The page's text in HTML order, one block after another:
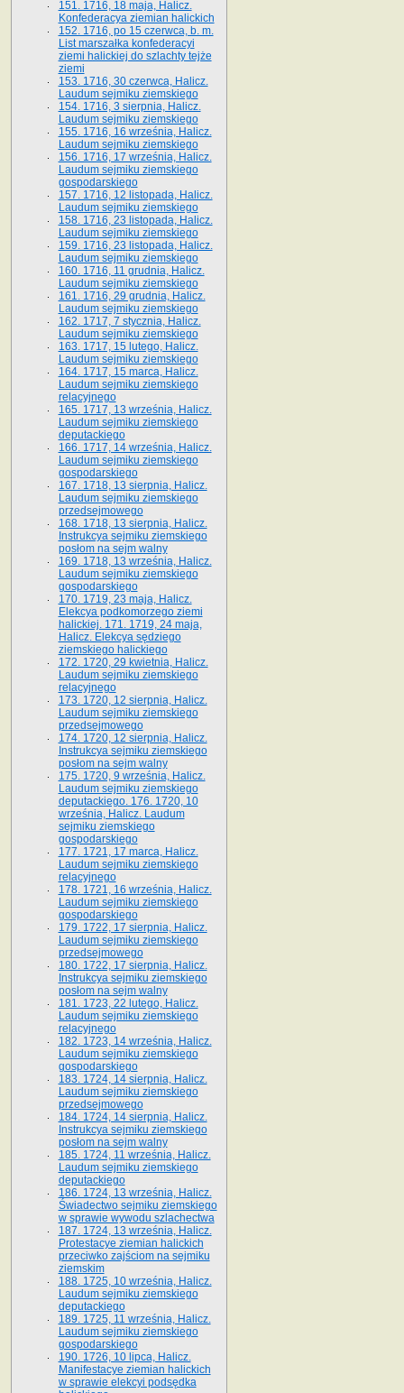
151. 1716, 18 maja, Halicz.
Konfederacya ziemian halickich
152. 1716, po 15 czerwca, b. m.
List marszałka konfederacyi
ziemi halickiej do szlachty tejże
ziemi
153. 1716, 30 czerwca, Halicz.
Laudum sejmiku ziemskiego
154. 1716, 3 sierpnia, Halicz.
Laudum sejmiku ziemskiego
155. 1716, 16 września, Halicz.
Laudum sejmiku ziemskiego
156. 1716, 17 września, Halicz.
Laudum sejmiku ziemskiego
gospodarskiego
157. 1716, 12 listopada, Halicz.
Laudum sejmiku ziemskiego
158. 1716, 23 listopada, Halicz.
Laudum sejmiku ziemskiego
159. 1716, 23 listopada, Halicz.
Laudum sejmiku ziemskiego
160. 1716, 11 grudnia, Halicz.
Laudum sejmiku ziemskiego
161. 1716, 29 grudnia, Halicz.
Laudum sejmiku ziemskiego
162. 1717, 7 stycznia, Halicz.
Laudum sejmiku ziemskiego
163. 1717, 15 lutego, Halicz.
Laudum sejmiku ziemskiego
164. 1717, 15 marca, Halicz.
Laudum sejmiku ziemskiego
relacyjnego
165. 1717, 13 września, Halicz.
Laudum sejmiku ziemskiego
deputackiego
166. 1717, 14 września, Halicz.
Laudum sejmiku ziemskiego
gospodarskiego
167. 1718, 13 sierpnia, Halicz.
Laudum sejmiku ziemskiego
przedsejmowego
168. 1718, 13 sierpnia, Halicz.
Instrukcya sejmiku ziemskiego
posłom na sejm walny
169. 1718, 13 września, Halicz.
Laudum sejmiku ziemskiego
gospodarskiego
170. 1719, 23 maja, Halicz.
Elekcya podkomorzego ziemi
halickiej. 171. 1719, 24 maja,
Halicz. Elekcya sędziego
ziemskiego halickiego
172. 1720, 29 kwietnia, Halicz.
Laudum sejmiku ziemskiego
relacyjnego
173. 1720, 12 sierpnia, Halicz.
Laudum sejmiku ziemskiego
przedsejmowego
174. 1720, 12 sierpnia, Halicz.
Instrukcya sejmiku ziemskiego
posłom na sejm walny
175. 1720, 9 września, Halicz.
Laudum sejmiku ziemskiego
deputackiego. 176. 1720, 10
września, Halicz. Laudum
sejmiku ziemskiego
gospodarskiego
177. 1721, 17 marca, Halicz.
Laudum sejmiku ziemskiego
relacyjnego
178. 1721, 16 września, Halicz.
Laudum sejmiku ziemskiego
gospodarskiego
179. 1722, 17 sierpnia, Halicz.
Laudum sejmiku ziemskiego
przedsejmowego
180. 1722, 17 sierpnia, Halicz.
Instrukcya sejmiku ziemskiego
posłom na sejm walny
181. 1723, 22 lutego, Halicz.
Laudum sejmiku ziemskiego
relacyjnego
182. 1723, 14 września, Halicz.
Laudum sejmiku ziemskiego
gospodarskiego
183. 1724, 14 sierpnia, Halicz.
Laudum sejmiku ziemskiego
przedsejmowego
184. 1724, 14 sierpnia, Halicz.
Instrukcya sejmiku ziemskiego
posłom na sejm walny
185. 1724, 11 września, Halicz.
Laudum sejmiku ziemskiego
deputackiego
186. 1724, 13 września, Halicz.
Świadectwo sejmiku ziemskiego
w sprawie wywodu szlachectwa
187. 1724, 13 września, Halicz.
Protestacye ziemian halickich
przeciwko zajściom na sejmiku
ziemskim
188. 1725, 10 września, Halicz.
Laudum sejmiku ziemskiego
deputackiego
189. 1725, 11 września, Halicz.
Laudum sejmiku ziemskiego
gospodarskiego
190. 1726, 10 lipca, Halicz.
Manifestacye ziemian halickich
w sprawie elekcyi podsędka